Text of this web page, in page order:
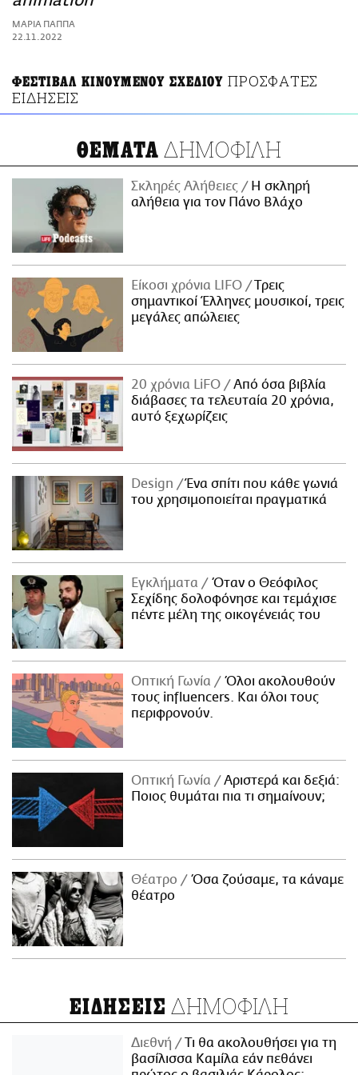
ΑΜΠΑ
PRINT
ΜΑΡΙΑ ΠΑΠΠΑ
22.11.2022
ΦΕΣΤΙΒΑΛ ΚΙΝΟΥΜΕΝΟΥ ΣΧΕΔΙΟΥ ΠΡΟΣΦΑΤΕΣ
ΕΙΔΗΣΕΙΣ
ΘΕΜΑΤΑ ΔΗΜΟΦΙΛΗ
Σκληρές Αλήθειες
H σκληρή
αλήθεια για τον Πάνο Βλάχο
Είκοσι χρόνια LIFO
Tρεις
σημαντικοί Έλληνες μουσικοί, τρεις
μεγάλες απώλειες
20 χρόνια LiFO
Από όσα βιβλία
διάβασες τα τελευταία 20 χρόνια,
αυτό ξεχωρίζεις
Design
Ένα σπίτι που κάθε γωνιά
του χρησιμοποιείται πραγματικά
Εγκλήματα
Όταν ο Θεόφιλος
Σεχίδης δολοφόνησε και τεμάχισε
πέντε μέλη της οικογένειάς του
Οπτική Γωνία
Όλοι ακολουθούν
τους influencers. Και όλοι τους
περιφρονούν.
Οπτική Γωνία
Αριστερά και δεξιά:
Ποιος θυμάται πια τι σημαίνουν;
Θέατρο
Όσα ζούσαμε, τα κάναμε
θέατρο
ΕΙΔΗΣΕΙΣ ΔΗΜΟΦΙΛΗ
Διεθνή
Τι θα ακολουθήσει για τη
βασίλισσα Καμίλα εάν πεθάνει